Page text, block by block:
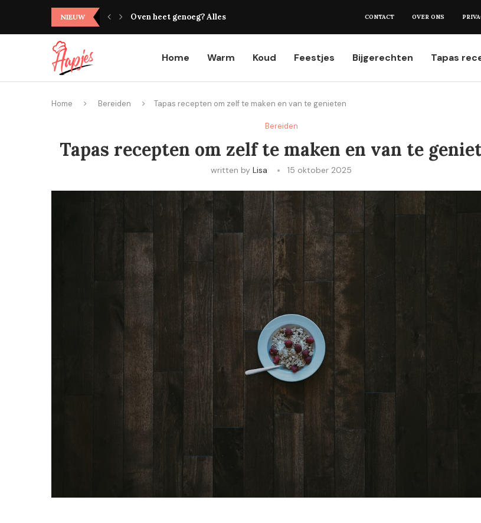
NIEUW Oven heet genoeg? Alles wat je moet weten... CONTACT OVER ONS
Home Warm Koud Feestjes Bijgerechten Tapas
Home Bereiden Tapas recepten om zelf te maken en van te genieten
Bereiden
Tapas recepten om zelf te maken en van te
written byLisa 15 oktober 2025